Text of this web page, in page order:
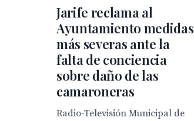
Jarife reclama al
Ayuntamiento medidas
más severas ante la
falta de conciencia
sobre daño de las
camaroneras
Radio-Televisión Municipal de